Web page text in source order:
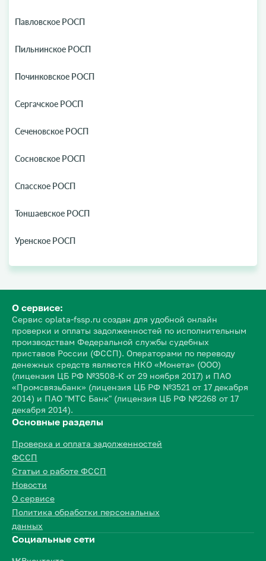
Павловское РОСП
Пильнинское РОСП
Починковское РОСП
Сергачское РОСП
Сеченовское РОСП
Сосновское РОСП
Спасское РОСП
Тоншаевское РОСП
Уренское РОСП
О сервисе:
Сервис oplata-fssp.ru создан для удобной онлайн
проверки и оплаты задолженностей по исполнительным
производствам Федеральной службы судебных
приставов России (ФССП). Операторами по переводу
денежных средств являются НКО «Монета» (ООО)
(лицензия ЦБ РФ №3508-К от 29 ноября 2017) и ПАО
«Промсвязьбанк» (лицензия ЦБ РФ №3521 от 17 декабря
2014) и ПАО "МТС Банк" (лицензия ЦБ РФ №2268 от 17
декабря 2014).
Основные разделы
Проверка и оплата задолженностей
ФССП
Статьи о работе ФССП
Новости
О сервисе
Политика обработки персональных
данных
Социальные сети